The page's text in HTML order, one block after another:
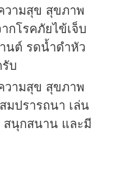
ามสุข สุขภาพ
กโรคภัยไข้เจ็บ
นต์ รดน้ำดำหัว
บ
ามสุข สุขภาพ
มปรารถนา เล่น
สนุกสนาน และมี